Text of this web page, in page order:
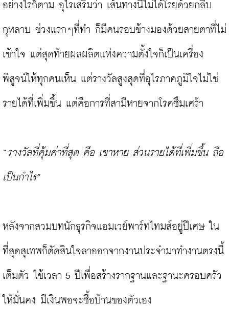
อย่างไรก็ตาม อุไรเสริมว่า เส้นทางนี้ไม่ได้โรยด้วยกลีบ
กุหลาบ ช่วงแรกๆที่ทำ ก็มีคนรอบข้างมองด้วยสายตาที่ไม่
เข้าใจ แต่สุดท้ายผลผลิตแห่งความตั้งใจก็เป็นเครื่อง
พิสูจน์ให้ทุกคนเห็น แต่รางวัลสูงสุดที่อุไรภาคภูมิใจไม่ใช่
รายได้ที่เพิ่มขึ้น แต่คือการที่สามีหายจากโรคซึมเศร้า
“ รางวัลที่คุ้มค่าที่สุด คือ เขาหาย ส่วนรายได้ที่เพิ่มขึ้น ถือ
เป็นกำไร”
หลังจากสวมบทนักธุรกิจแอมเวย์พาร์ทไทมส์อยู่ปีเศษ ใน
ที่สุดสุเทพก็ตัดสินใจลาออกจากงานประจำมาทำงานตรงนี้
เต็มตัว ใช้เวลา 5 ปีเพื่อสร้างรากฐานและฐานะครอบครัว
ให้มั่นคง มีเงินพอจะซื้อบ้านของตัวเอง